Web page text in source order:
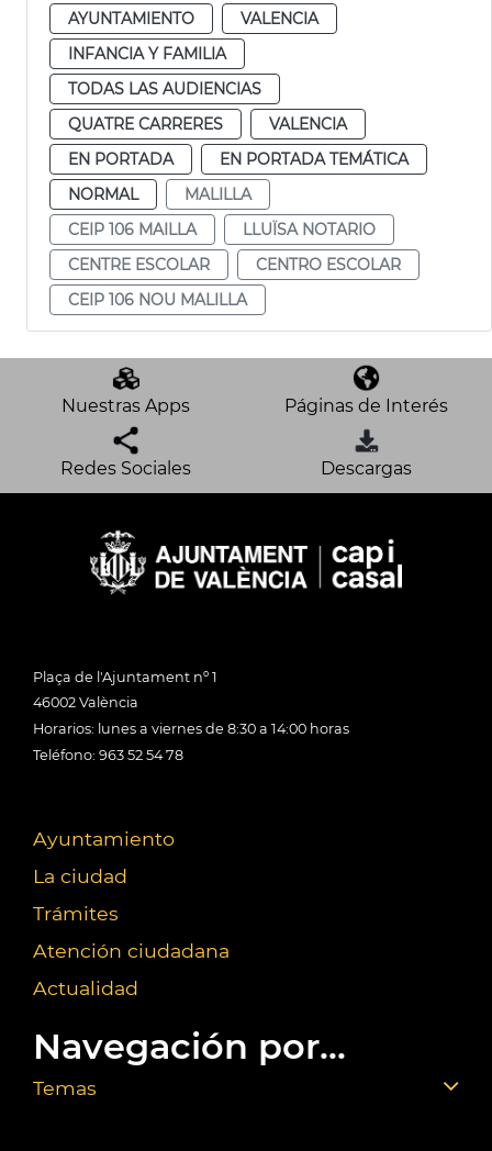
AYUNTAMIENTO
VALENCIA
INFANCIA Y FAMILIA
TODAS LAS AUDIENCIAS
QUATRE CARRERES
VALENCIA
EN PORTADA
EN PORTADA TEMÁTICA
NORMAL
MALILLA
CEIP 106 MAILLA
LLUÏSA NOTARIO
CENTRE ESCOLAR
CENTRO ESCOLAR
CEIP 106 NOU MALILLA
Nuestras Apps Páginas de Interés
Redes Sociales Descargas
Plaça de l'Ajuntament nº 1
46002 València
Horarios: lunes a viernes de 8:30 a 14:00 horas
Teléfono: 963 52 54 78
Ayuntamiento
La ciudad
Trámites
Atención ciudadana
Actualidad
Navegación por...
Temas